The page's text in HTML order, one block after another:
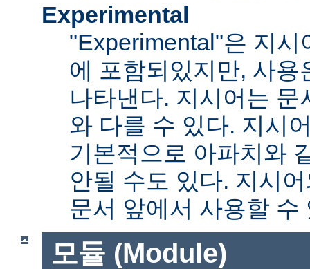
Experimental
"Experimental"은 지시
에 포함되있지만, 사용
나타낸다. 지시어는
와 다를 수 있다. 지시
기본적으로 아파치와
안될 수도 있다. 지시
문서 앞에서 사용할 수
모듈 (Module)